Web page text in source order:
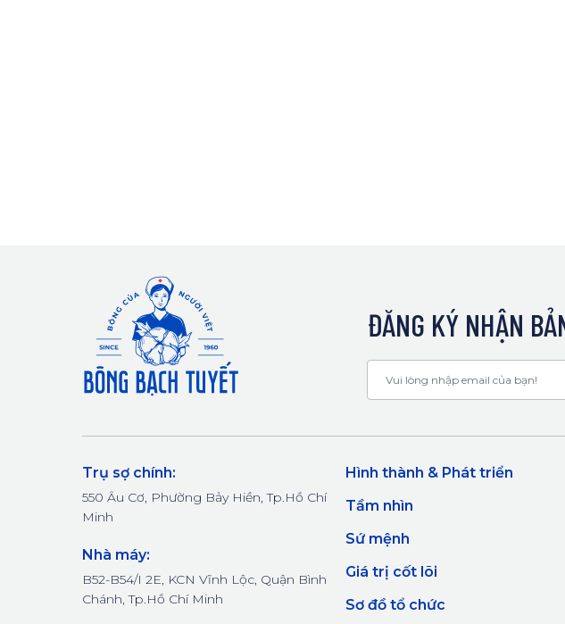
ĐĂNG KÝ NHẬN
Trụ sợ chính:
550 Âu Cơ, Phường Bảy Hiền, Tp.Hồ Chí
Minh
Nhà máy:
B52-B54/I 2E, KCN Vĩnh Lộc, Quận Bình
Chánh, Tp.Hồ Chí Minh
Hình thành & Phát triển
Tầm nhìn
Sứ mệnh
Giá trị cốt lõi
Sơ đồ tổ chức